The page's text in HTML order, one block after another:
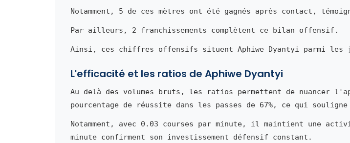
Notamment, 5 de ces mètres ont été gagnés après contact,
Par ailleurs, 2 franchissements complètent ce bilan offensif.
Ainsi, ces chiffres offensifs situent Aphiwe Dyantyi parmi
L'efficacité et les ratios de Aphiwe Dyantyi
Au-delà des volumes bruts, les ratios permettent de nuancer
pourcentage de réussite dans les passes de 67%, ce qui
Notamment, avec 0.03 courses par minute, il maintient une
minute confirment son investissement défensif constant.